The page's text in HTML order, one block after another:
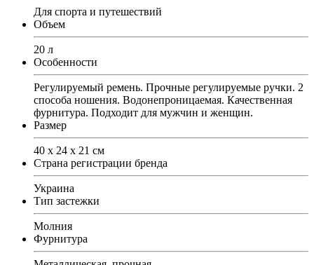
Для спорта и путешествий
Объем
20 л
Особенности
Регулируемый ремень. Прочные регулируемые ручки. 2
способа ношения. Водонепроницаемая. Качественная
фурнитура. Подходит для мужчин и женщин.
Размер
40 х 24 х 21 см
Страна регистрации бренда
Украина
Тип застежки
Молния
Фурнитура